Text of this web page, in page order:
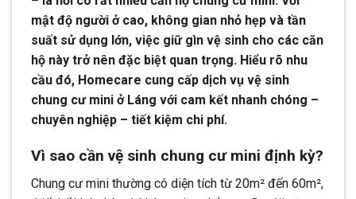
mật độ người ở cao, không gian nhỏ hẹp và tần
suất sử dụng lớn, việc giữ gìn vệ sinh cho các căn
hộ này trở nên đặc biệt quan trọng. Hiểu rõ nhu
cầu đó, Homecare cung cấp dịch vụ vệ sinh
chung cư mini ở Láng với cam kết nhanh chóng –
chuyên nghiệp – tiết kiệm chi phí.
Vì sao cần vệ sinh chung cư mini định kỳ?
Chung cư mini thường có diện tích từ 20m² đến 60m²,